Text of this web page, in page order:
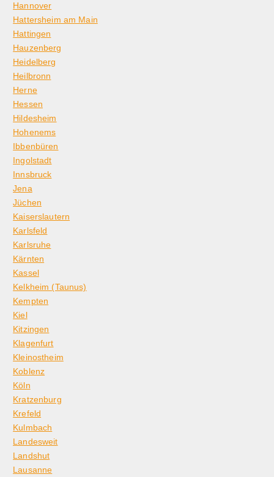
Hannover
Hattersheim am Main
Hattingen
Hauzenberg
Heidelberg
Heilbronn
Herne
Hessen
Hildesheim
Hohenems
Ibbenbüren
Ingolstadt
Innsbruck
Jena
Jüchen
Kaiserslautern
Karlsfeld
Karlsruhe
Kärnten
Kassel
Kelkheim (Taunus)
Kempten
Kiel
Kitzingen
Klagenfurt
Kleinostheim
Koblenz
Köln
Kratzenburg
Krefeld
Kulmbach
Landesweit
Landshut
Lausanne